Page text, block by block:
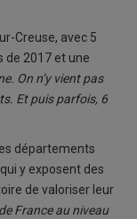
Creuse, avec 5
de 2017 et une
On n’y vient pas
Et puis parfois, 6
départements
y exposent des
de valoriser leur
France au niveau